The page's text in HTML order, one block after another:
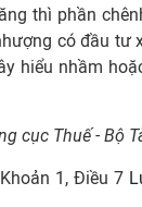
thì phần
có đầu tư
hiểu nhầm
cục Thuế - Bộ
1, Điều 7